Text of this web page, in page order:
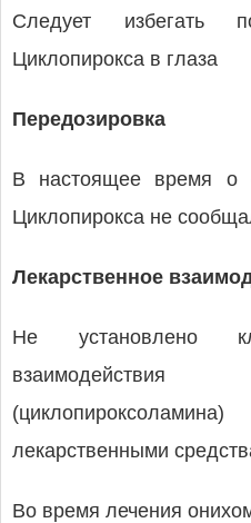
Следует избегать
Циклопирокса в глаза
Передозировка
В настоящее время о
Циклопирокса не
Лекарственное
Не установлено
лекарственными
Во время лечения